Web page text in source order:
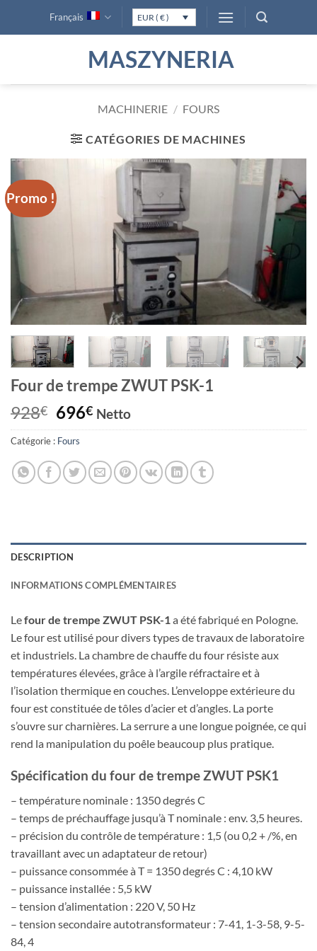
Français EUR ( € )
MASZYNERIA
MACHINERIE / FOURS
CATÉGORIES DE MACHINES
Promo !
Four de trempe ZWUT PSK-1
928€ Le
prix
initial
était :
928€.
696€Le
prix
est :
696€.
Netto
Catégorie : Fours
DESCRIPTION
INFORMATIONS COMPLÉMENTAIRES
Lefour de trempe ZWUT PSK-1a été fabriqué en Pologne.
Le four est utilisé pour divers types de travaux de laboratoire
et industriels. La chambre de chauffe du four résiste aux
températures élevées, grâce à l’argile réfractaire et à
l’isolation thermique en couches. L’enveloppe extérieure du
four est constituée de tôles d’acier et d’angles. La porte
s’ouvre sur charnières. La serrure a une longue poignée, ce qui
rend la manipulation du poêle beaucoup plus pratique.
Spécification du four de trempe ZWUT PSK1
– température nominale : 1350 degrés C
– temps de préchauffage jusqu’à T nominale : env. 3,5 heures.
– précision du contrôle de température : 1,5 (ou 0,2 + /%, en
travaillant avec un adaptateur de retour)
– puissance consommée à T = 1350 degrés C : 4,10 kW
– puissance installée : 5,5 kW
– tension d’alimentation : 220 V, 50 Hz
– tension secondaire autotransformateur : 7-41, 1-3-58, 9-5-
84, 4